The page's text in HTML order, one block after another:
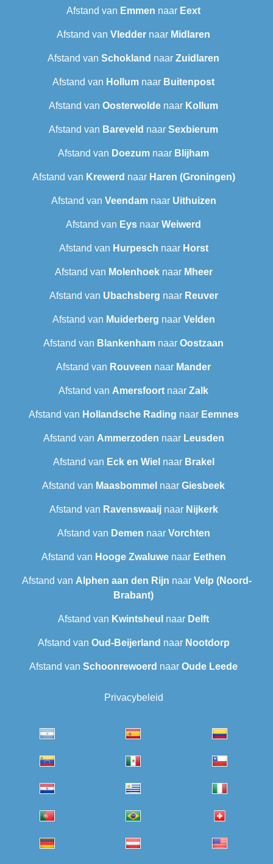
Afstand van Emmen naar Eext
Afstand van Vledder naar Midlaren
Afstand van Schokland naar Zuidlaren
Afstand van Hollum naar Buitenpost
Afstand van Oosterwolde naar Kollum
Afstand van Bareveld naar Sexbierum‎
Afstand van Doezum naar Blijham
Afstand van Krewerd naar Haren (Groningen)
Afstand van Veendamnaar Uithuizen
Afstand van Eys naar Weiwerd
Afstand van Hurpesch naar Horst
Afstand van Molenhoeknaar Mheer
Afstand van Ubachsberg naar Reuver
Afstand van Muiderberg naar Velden
Afstand van Blankenham naar Oostzaan
Afstand van Rouveen naar Mander
Afstand van Amersfoort naar Zalk
Afstand van Hollandsche Rading naar Eemnes
Afstand van Ammerzoden naar Leusden
Afstand van Eck en Wiel naar Brakel
Afstand van Maasbommel naar Giesbeek
Afstand van Ravenswaaijnaar Nijkerk
Afstand van Demen naar Vorchten
Afstand van Hooge Zwaluwenaar Eethen
Afstand van Alphen aan den Rijn naar Velp (Noord-
Brabant)
Afstand van Kwintsheul naar Delft
Afstand van Oud-Beijerland naar Nootdorp
Afstand van Schoonrewoerd naar Oude Leede
Privacybeleid